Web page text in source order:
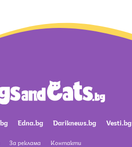
Edna.bg Dariknews.bg Vesti.bg
За реклама
Контакти